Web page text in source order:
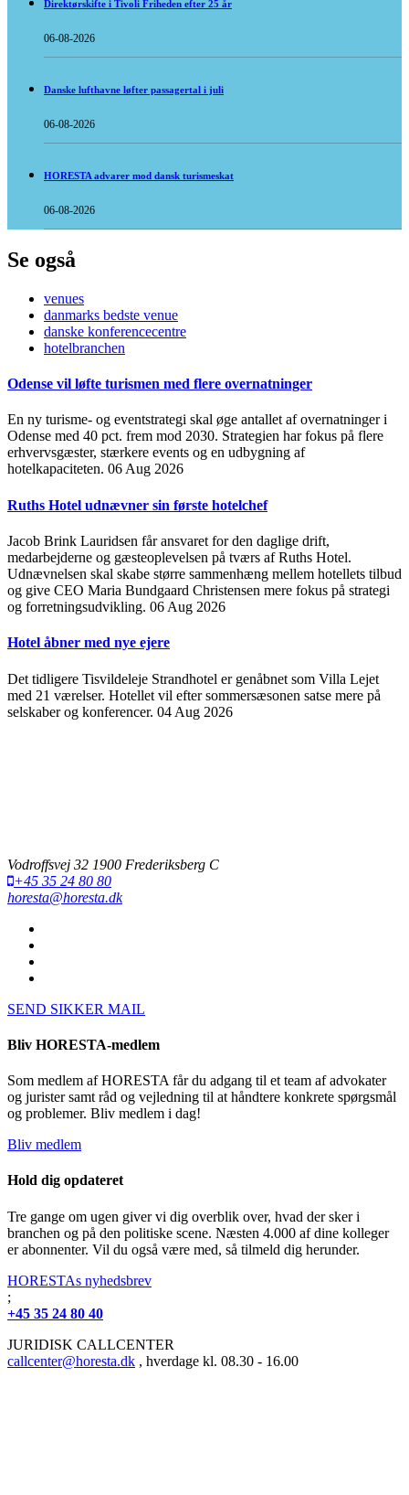
Direktørskifte i Tivoli Friheden efter 25 år
06-08-2026
Danske lufthavne løfter passagertal i juli
06-08-2026
HORESTA advarer mod dansk turismeskat
06-08-2026
Se også
venues
danmarks bedste venue
danske konferencecentre
hotelbranchen
Odense vil løfte turismen med flere overnatninger
En ny turisme- og eventstrategi skal øge antallet af overnatninger i
Odense med 40 pct. frem mod 2030. Strategien har fokus på flere
erhvervsgæster, stærkere events og en udbygning af
hotelkapaciteten. 06 Aug 2026
Ruths Hotel udnævner sin første hotelchef
Jacob Brink Lauridsen får ansvaret for den daglige drift,
medarbejderne og gæsteoplevelsen på tværs af Ruths Hotel.
Udnævnelsen skal skabe større sammenhæng mellem hotellets tilbud
og give CEO Maria Bundgaard Christensen mere fokus på strategi
og forretningsudvikling. 06 Aug 2026
Hotel åbner med nye ejere
Det tidligere Tisvildeleje Strandhotel er genåbnet som Villa Lejet
med 21 værelser. Hotellet vil efter sommersæsonen satse mere på
selskaber og konferencer. 04 Aug 2026
Vodroffsvej 32 1900 Frederiksberg C
+45 35 24 80 80
horesta@horesta.dk
SEND SIKKER MAIL
Bliv HORESTA-medlem
Som medlem af HORESTA får du adgang til et team af advokater
og jurister samt råd og vejledning til at håndtere konkrete spørgsmål
og problemer. Bliv medlem i dag!
Bliv medlem
Hold dig opdateret
Tre gange om ugen giver vi dig overblik over, hvad der sker i
branchen og på den politiske scene. Næsten 4.000 af dine kolleger
er abonnenter. Vil du også være med, så tilmeld dig herunder.
HORESTAs nyhedsbrev
;
+45 35 24 80 40
JURIDISK CALLCENTER
callcenter@horesta.dk , hverdage kl. 08.30 - 16.00